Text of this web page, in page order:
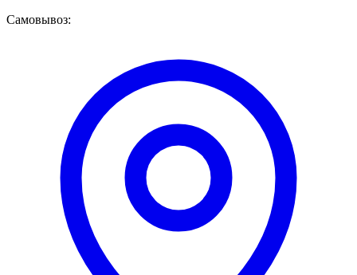
Самовывоз: